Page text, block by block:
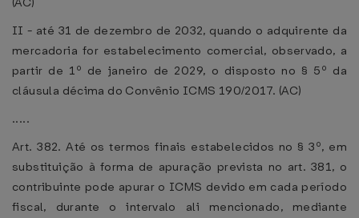
II - até 31 de dezembro de 2032, quando o adquirente da
mercadoria for estabelecimento comercial, observado, a
partir de 1º de janeiro de 2029, o disposto no § 5º da
cláusula décima do Convênio ICMS 190/2017. (AC)
.....
Art. 382. Até os termos finais estabelecidos no § 3º, em
substituição à forma de apuração prevista no art. 381, o
contribuinte pode apurar o ICMS devido em cada período
fiscal, durante o intervalo ali mencionado, mediante